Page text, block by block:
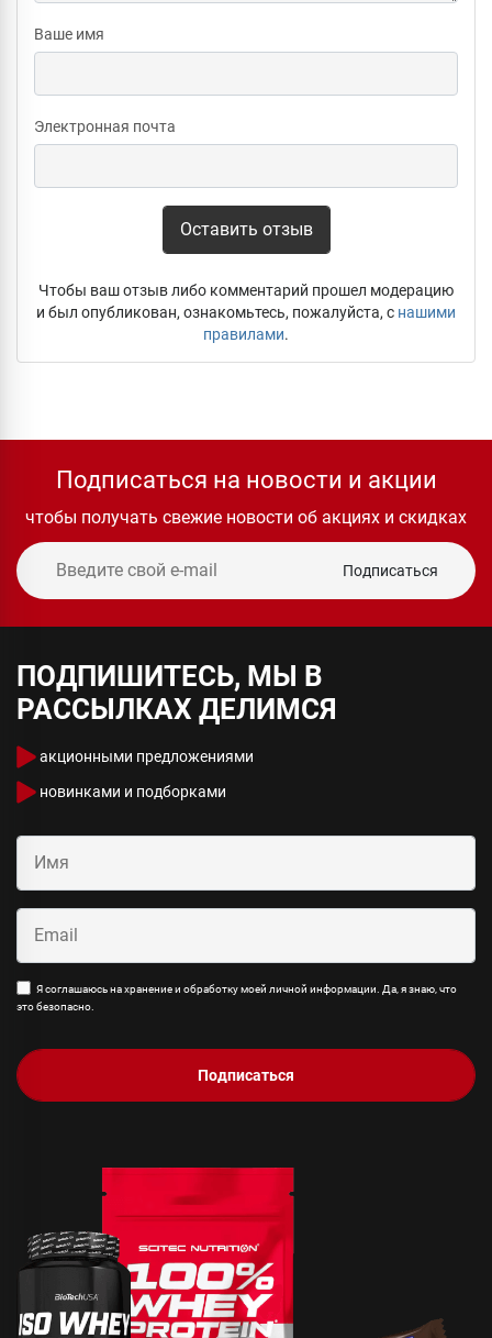
Ваше имя
Электронная почта
Оставить отзыв
Чтобы ваш отзыв либо комментарий прошел модерацию
и был опубликован, ознакомьтесь, пожалуйста, с нашими
правилами.
Подписаться на новости и акции
чтобы получать свежие новости об акциях и скидках
Подписаться
ПОДПИШИТЕСЬ, МЫ В
РАССЫЛКАХ ДЕЛИМСЯ
акционными предложениями
новинками и подборками
Я соглашаюсь на хранение и обработку моей личной информации. Да, я знаю, что
это безопасно.
Подписаться